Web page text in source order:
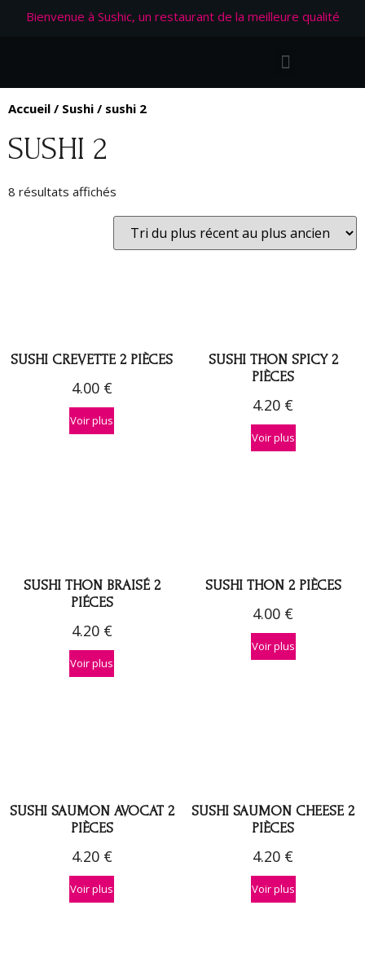
Bienvenue à Sushic, un restaurant de la meilleure qualité
Accueil / Sushi / sushi 2
SUSHI 2
8 résultats affichés
SUSHI CREVETTE 2 PIÈCES
4.00 €
Voir plus
SUSHI THON SPICY 2
PIÈCES
4.20 €
Voir plus
SUSHI THON BRAISÉ 2
PIÉCES
4.20 €
Voir plus
SUSHI THON 2 PIÈCES
4.00 €
Voir plus
SUSHI SAUMON AVOCAT 2
PIÈCES
4.20 €
Voir plus
SUSHI SAUMON CHEESE 2
PIÈCES
4.20 €
Voir plus